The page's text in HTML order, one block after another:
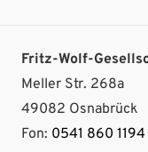
Fritz-Wolf-
Meller Str. 268a
49082 Osnabrück
Fon: 0541 860 1194